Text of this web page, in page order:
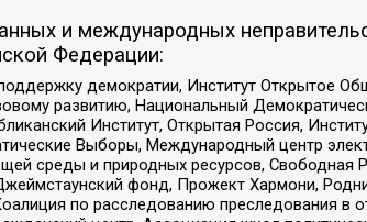
и международных
Федерации:
демократии, Институт Открытое
развитию, Национальный
Институт, Открытая Россия,
Выборы, Международный центр
среды и природных ресурсов, Свободная
фонд, Прожект Хармони,
по расследованию преследования